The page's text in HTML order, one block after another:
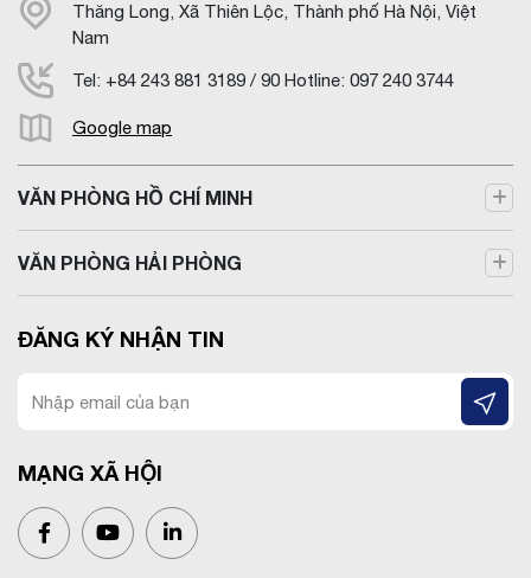
Thăng Long, Xã Thiên Lộc, Thành phố Hà Nội, Việt
Nam
Tel: +84 243 881 3189 / 90 Hotline: 097 240 3744
Google map
VĂN PHÒNG HỒ CHÍ MINH
VĂN PHÒNG HẢI PHÒNG
ĐĂNG KÝ NHẬN TIN
MẠNG XÃ HỘI